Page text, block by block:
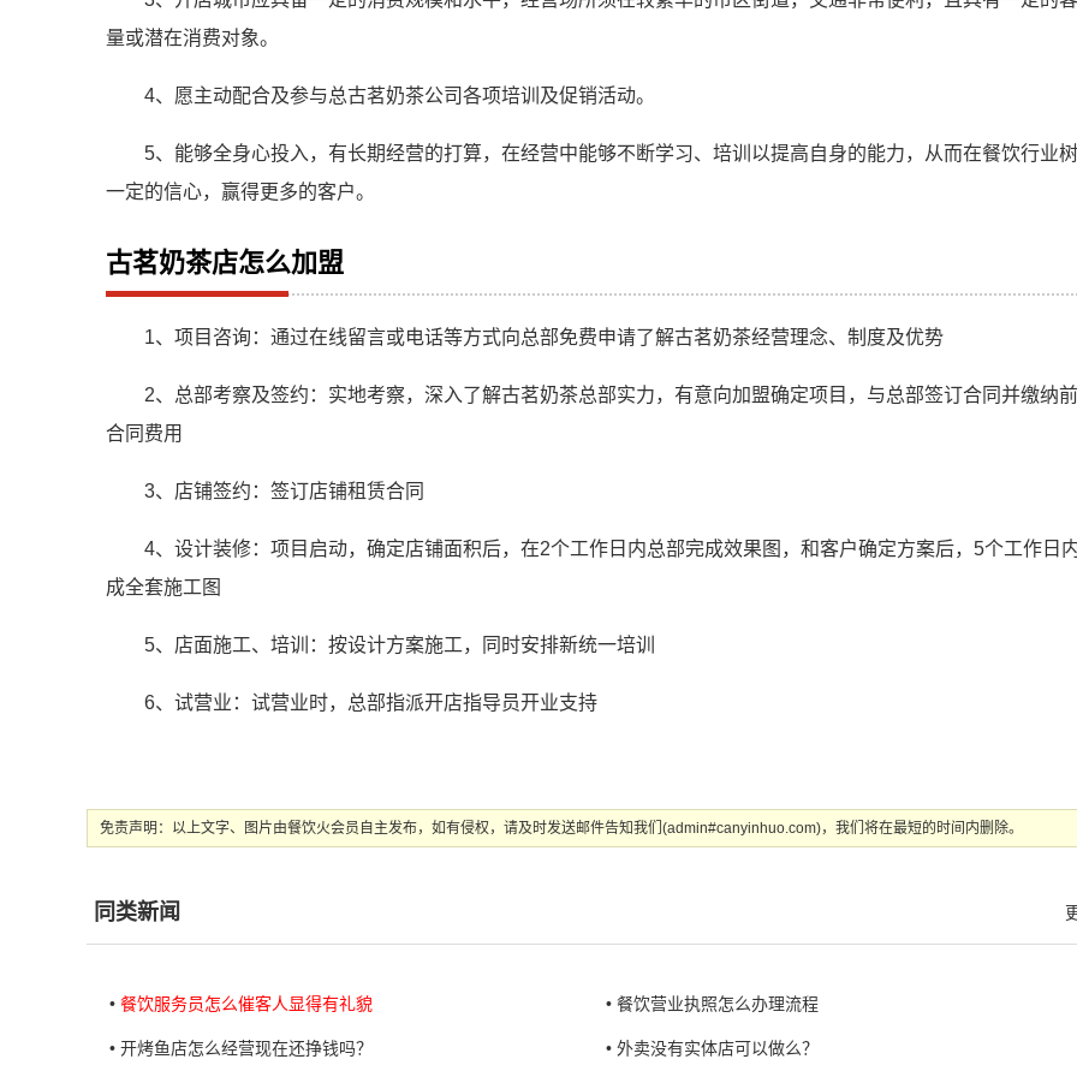
量或潜在消费对象。
4、愿主动配合及参与总古茗奶茶公司各项培训及促销活动。
5、能够全身心投入，有长期经营的打算，在经营中能够不断学习、培训以提高自身的能力，从而在餐饮行业
一定的信心，赢得更多的客户。
古茗奶茶店怎么加盟
1、项目咨询：通过在线留言或电话等方式向总部免费申请了解古茗奶茶经营理念、制度及优势
2、总部考察及签约：实地考察，深入了解古茗奶茶总部实力，有意向加盟确定项目，与总部签订合同并缴纳
合同费用
3、店铺签约：签订店铺租赁合同
4、设计装修：项目启动，确定店铺面积后，在2个工作日内总部完成效果图，和客户确定方案后，5个工作日
成全套施工图
5、店面施工、培训：按设计方案施工，同时安排新统一培训
6、试营业：试营业时，总部指派开店指导员开业支持
免责声明：以上文字、图片由餐饮火会员自主发布，如有侵权，请及时发送邮件告知我们(admin#canyinhuo.com)，我们将在最短的时间内删除。
同类新闻
• 餐饮服务员怎么催客人显得有礼貌 • 餐饮营业执照怎么办理流程
• 开烤鱼店怎么经营现在还挣钱吗？ • 外卖没有实体店可以做么？